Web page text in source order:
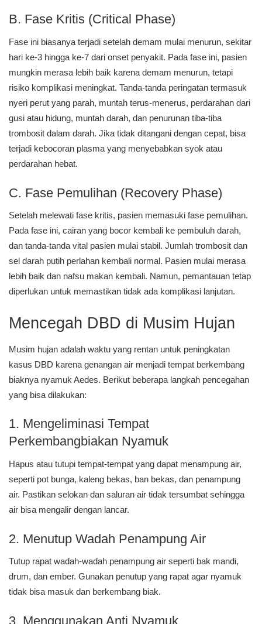
B. Fase Kritis (Critical Phase)
Fase ini biasanya terjadi setelah demam mulai menurun, sekitar
hari ke-3 hingga ke-7 dari onset penyakit. Pada fase ini, pasien
mungkin merasa lebih baik karena demam menurun, tetapi
risiko komplikasi meningkat. Tanda-tanda peringatan termasuk
nyeri perut yang parah, muntah terus-menerus, perdarahan dari
gusi atau hidung, muntah darah, dan penurunan tiba-tiba
trombosit dalam darah. Jika tidak ditangani dengan cepat, bisa
terjadi kebocoran plasma yang menyebabkan syok atau
perdarahan hebat.
C. Fase Pemulihan (Recovery Phase)
Setelah melewati fase kritis, pasien memasuki fase pemulihan.
Pada fase ini, cairan yang bocor kembali ke pembuluh darah,
dan tanda-tanda vital pasien mulai stabil. Jumlah trombosit dan
sel darah putih perlahan kembali normal. Pasien mulai merasa
lebih baik dan nafsu makan kembali. Namun, pemantauan tetap
diperlukan untuk memastikan tidak ada komplikasi lanjutan.
Mencegah DBD di Musim Hujan
Musim hujan adalah waktu yang rentan untuk peningkatan
kasus DBD karena genangan air menjadi tempat berkembang
biaknya nyamuk Aedes. Berikut beberapa langkah pencegahan
yang bisa dilakukan:
1. Mengeliminasi Tempat
Perkembangbiakan Nyamuk
Hapus atau tutupi tempat-tempat yang dapat menampung air,
seperti pot bunga, kaleng bekas, ban bekas, dan penampung
air. Pastikan selokan dan saluran air tidak tersumbat sehingga
air bisa mengalir dengan lancar.
2. Menutup Wadah Penampung Air
Tutup rapat wadah-wadah penampung air seperti bak mandi,
drum, dan ember. Gunakan penutup yang rapat agar nyamuk
tidak bisa masuk dan berkembang biak.
3. Menggunakan Anti Nyamuk